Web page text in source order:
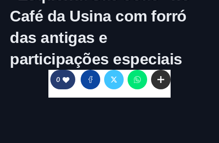
Café da Usina com forró
das antigas e
participações especiais
0